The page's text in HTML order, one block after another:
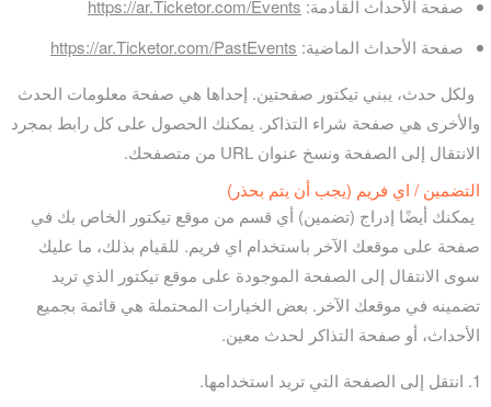
صفحة الأحداث القادمة: https://ar.Ticketor.com/Events
صفحة الأحداث الماضية: https://ar.Ticketor.com/PastEvents
ولكل حدث، يبني تيكتور صفحتين. إحداها هي صفحة معلومات الحدث
والأخرى هي صفحة شراء التذاكر. يمكنك الحصول على كل رابط بمجرد
الانتقال إلى الصفحة ونسخ عنوان URL من متصفحك.
التضمين / اي فريم (يجب أن يتم بحذر)
يمكنك أيضًا إدراج (تضمين) أي قسم من موقع تيكتور الخاص بك في
صفحة على موقعك الآخر باستخدام اي فريم. للقيام بذلك، ما عليك
سوى الانتقال إلى الصفحة الموجودة على موقع تيكتور الذي تريد
تضمينه في موقعك الآخر. بعض الخيارات المحتملة هي قائمة بجميع
الأحداث، أو صفحة التذاكر لحدث معين.
انتقل إلى الصفحة التي تريد استخدامها.